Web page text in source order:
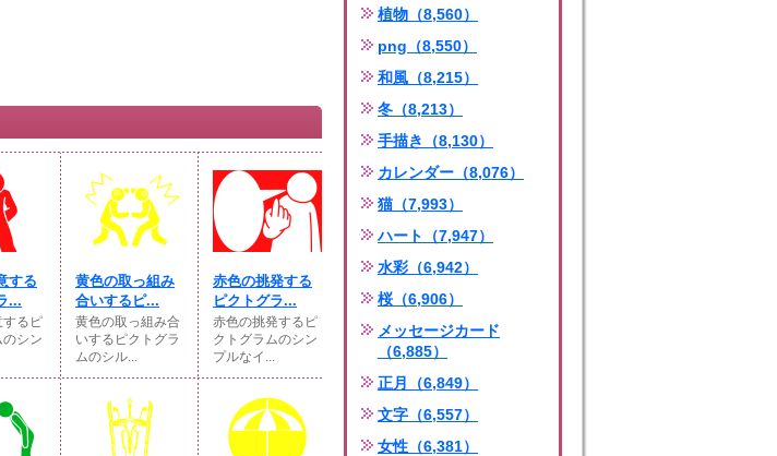
する
...
するピ
のシン
黄色の取っ組み
合いするピ...
黄色の取っ組み合
いするピクトグラ
ムのシル...
赤色の挑発する
ピクトグラ...
赤色の挑発するピ
クトグラムのシン
プルなイ...
植物（8,560）
png（8,550）
和風（8,215）
冬（8,213）
手描き（8,130）
カレンダー（8,076）
猫（7,993）
ハート（7,947）
水彩（6,942）
桜（6,906）
メッセージカード
（6,885）
正月（6,849）
文字（6,557）
女性（6,381）